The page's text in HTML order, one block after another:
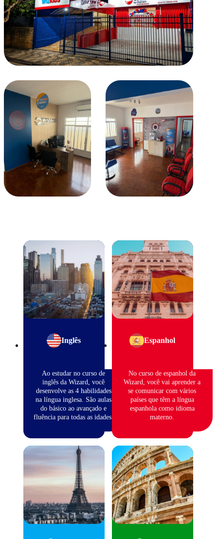
Inglês
Ao estudar no curso de
inglês da Wizard, você
desenvolve as 4 habilidades
na língua inglesa. São aulas
do básico ao avançado e
fluência para todas as idades.
Espanhol
No curso de espanhol da
Wizard, você vai aprender a
se comunicar com vários
países que têm a língua
espanhola como idioma
materno.